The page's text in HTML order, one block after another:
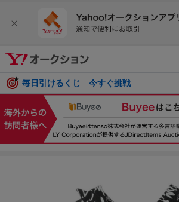
毎日引けるくじ 今すぐ挑戦